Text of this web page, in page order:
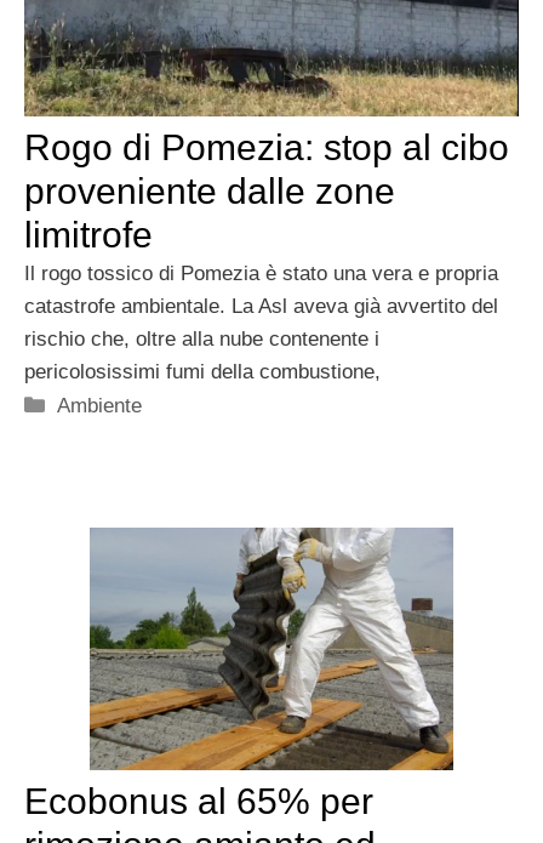
Rogo di Pomezia: stop al cibo
proveniente dalle zone
limitrofe
Il rogo tossico di Pomezia è stato una vera e propria
catastrofe ambientale. La Asl aveva già avvertito del
rischio che, oltre alla nube contenente i
pericolosissimi fumi della combustione,
Categorie
Ambiente
Ecobonus al 65% per